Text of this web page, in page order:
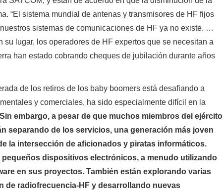
“El sistema mundial de antenas y transmisores de HF fijos
sistemas de comunicaciones de HF ya no existe. …
su lugar, los operadores de HF expertos que se necesitan a
han estado cobrando cheques de jubilación durante años
de los retiros de los baby boomers está desafiando a
y comerciales, ha sido especialmente difícil en la
Sin embargo, a pesar de que muchos miembros del ejército
separando de los servicios, una generación más joven
la intersección de aficionados y piratas informáticos.
pequeños dispositivos electrónicos, a menudo utilizando
en sus proyectos. También están explorando varias
de radiofrecuencia-HF y desarrollando nuevas